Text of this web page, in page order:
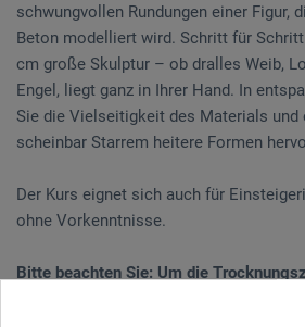
schwungvollen Rundungen einer Figur,
Beton modelliert wird. Schritt für
cm große Skulptur – ob dralles Weib,
Engel, liegt ganz in Ihrer Hand. In
Sie die Vielseitigkeit des Materials und
scheinbar Starrem heitere Formen
Der Kurs eignet sich auch für
ohne Vorkenntnisse.
Bitte beachten Sie: Um die